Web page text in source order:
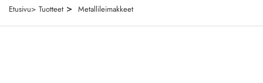
Etusivu> Tuotteet > Metallileimakkeet